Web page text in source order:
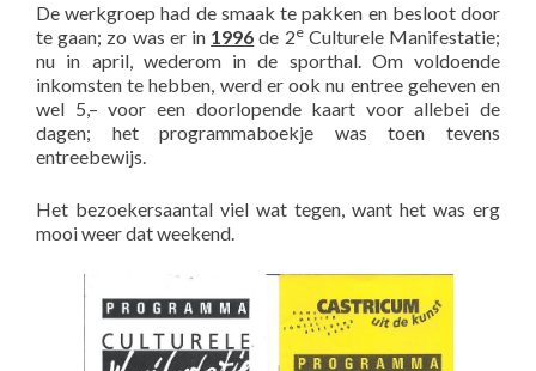
De werkgroep had de smaak te pakken en besloot door
te gaan; zo was er in 1996 de 2eCulturele Manifestatie;
nu in april, wederom in de sporthal. Om voldoende
inkomsten te hebben, werd er ook nu entree geheven en
wel 5,– voor een doorlopende kaart voor allebei de
dagen; het programmaboekje was toen tevens
entreebewijs.
Het bezoekersaantal viel wat tegen, want het was erg
mooi weer dat weekend.